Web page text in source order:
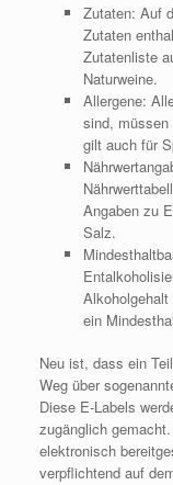
Zutaten: Auf
Zutaten
Zutatenliste
Naturweine.
Allergene:
sind, müssen
gilt auch für
Angaben zu
Salz.
ein
Neu ist, dass ein
Weg über
Diese E-Labels
zugänglich
elektronisch
verpflichtend auf